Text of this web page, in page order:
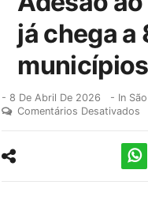
já chega a
-8 De Abril De 2026 - In
Comentários Desativados